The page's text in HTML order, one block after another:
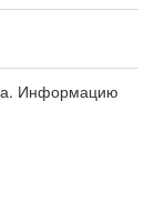
Информацию